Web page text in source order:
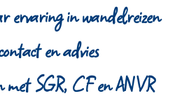
in wandelreizen
en advies
met SGR, CF en ANVR